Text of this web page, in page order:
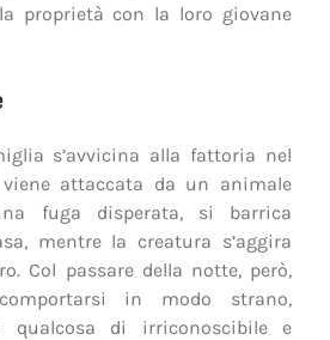
proprietà con la loro giovane
s’avvicina alla fattoria nel
attaccata da un animale
fuga disperata, si barrica
mentre la creatura s’aggira
Col passare della notte, però,
in modo strano,
qualcosa di irriconoscibile e